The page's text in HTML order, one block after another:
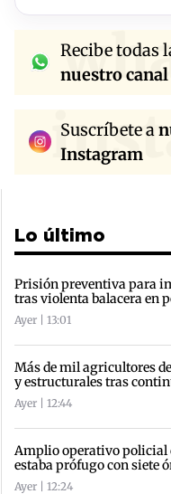
Recibe todas
nuestro
Suscríbete a
Instagram
Lo último
Prisión preventiva para
tras violenta balacera en
Ayer | 13:01
Más de mil agricultores
y estructurales tras
Ayer | 12:44
Amplio operativo policial
estaba prófugo con siete
Ayer | 12:24